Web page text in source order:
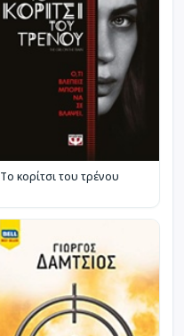
Το κορίτσι του τρένου